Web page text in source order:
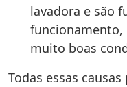
lavadora e são
funcionamento,
muito boas
Todas essas